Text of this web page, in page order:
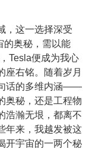
，这一选择深受
的奥秘，需以能
Tesla便成为我心
座右铭。随着岁月
话的多维内涵——
奥秘，还是工程物
浩瀚无垠，都离不
年来，我越发被这
开宇宙的一两个秘